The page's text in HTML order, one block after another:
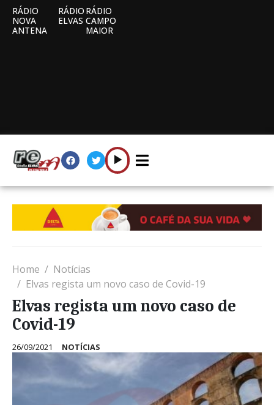
RÁDIO
NOVA
ANTENA
RÁDIO
ELVAS
RÁDIO
CAMPO
MAIOR
Home
Notícias
Elvas regista um novo caso de Covid-19
Elvas regista um novo caso de
Covid-19
26/09/2021 NOTÍCIAS